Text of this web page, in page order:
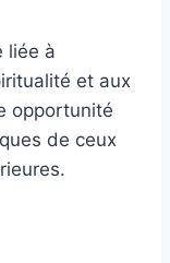
liée à
et aux
opportunité
de ceux